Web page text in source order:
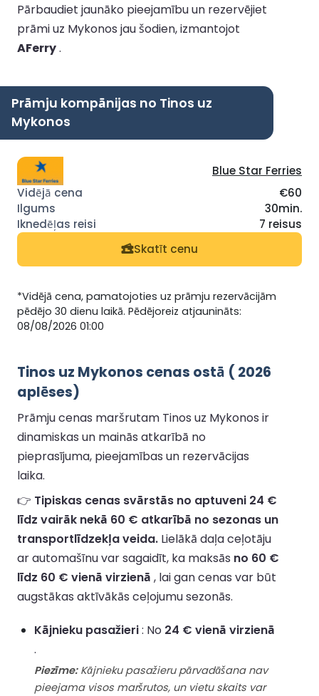
Pārbaudiet jaunāko pieejamību un rezervējiet
prāmi uz Mykonos jau šodien, izmantojot
AFerry.
Prāmju kompānijas no Tinos uz
Mykonos
Blue Star Ferries
€60
30min.
7 reisus
Skatīt cenu
*Vidējā cena, pamatojoties uz prāmju rezervācijām
pēdējo 30 dienu laikā. Pēdējoreiz atjaunināts:
08/08/2026 01:00
Tinos uz Mykonos cenas ostā ( 2026
aplēses)
Prāmju cenas maršrutam Tinos uz Mykonos ir
dinamiskas un mainās atkarībā no
pieprasījuma, pieejamības un rezervācijas
laika.
👉 Tipiskas cenas svārstās no aptuveni 24 €
līdz vairāk nekā 60 € atkarībā no sezonas un
transportlīdzekļa veida. Lielākā daļa ceļotāju
ar automašīnu var sagaidīt, ka maksās no 60 €
līdz 60 € vienā virzienā , lai gan cenas var būt
augstākas aktīvākās ceļojumu sezonās.
Kājnieku pasažieri: No 24 € vienā virzienā
.
Piezīme:Kājnieku pasažieru pārvadāšana nav
pieejama visos maršrutos, un vietu skaits var